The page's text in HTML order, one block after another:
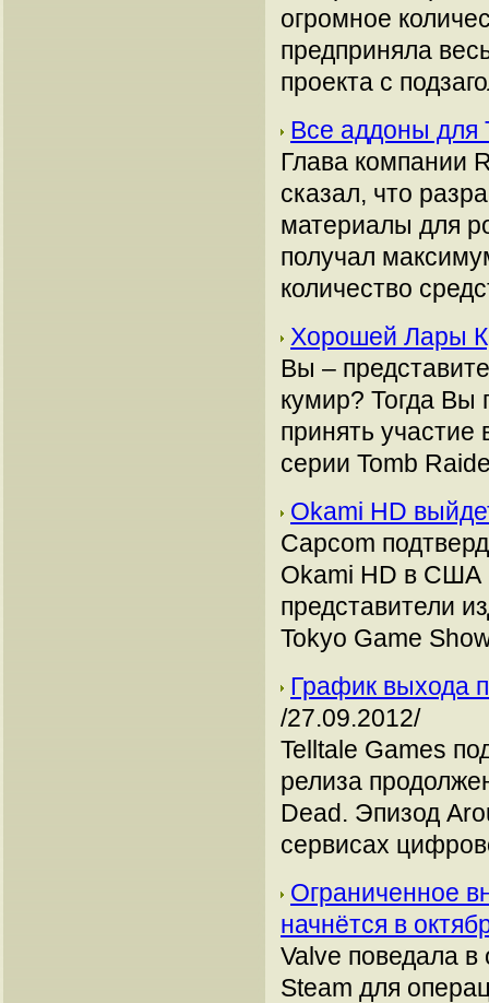
огромное
предприняла
проекта с
Все аддоны для
Глава компании
сказал, что
материалы для
получал
количество
Хорошей Лары
Вы –
кумир? Тогда Вы
принять
серии Tomb
Okami HD
Capcom
Okami HD в США
представители
Tokyo Game
График выхода
/27.09.2012/
Telltale Games
релиза
Dead. Эпизод
сервисах
Ограниченное
начнётся в
Valve поведала в
Steam для